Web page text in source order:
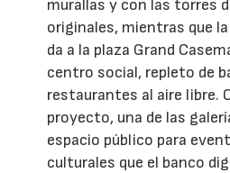
murallas y con las torres
originales, mientras que
da a la plaza Grand
centro social, repleto de
restaurantes al aire libre.
proyecto, una de las
espacio público para
culturales que el banco